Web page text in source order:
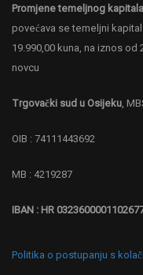
Promjene temeljnog kapitala
povećava se temeljni
19.990,00 kuna, na iznos
novcu
Trgovački sud u Osijeku ,
OIB : 74111443692
MB : 4219287
IBAN : HR
Politika o postupanju s